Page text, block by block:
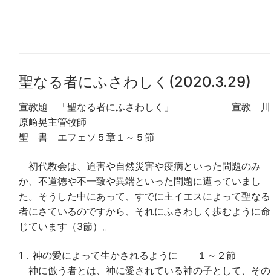
聖なる者にふさわしく(2020.3.29)
宣教題 「聖なる者にふさわしく」 宣教 川
原﨑晃主管牧師
聖 書 エフェソ５章１～５節
初代教会は、迫害や自然災害や疫病といった問題のみ
か、不道徳や不一致や異端といった問題に遭っていまし
た。そうした中にあって、すでに主イエスによって聖なる
者にさているのですから、それにふさわしく歩むように命
じています（3節）。
1．神の愛によって生かされるように １～２節
神に倣う者とは、神に愛されている神の子として、その